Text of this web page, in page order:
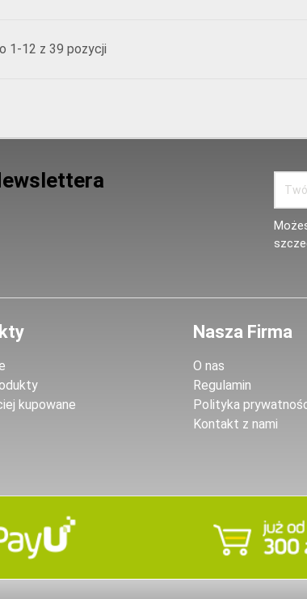
1-12 z 39 pozycji
kupowane
Nasza Firma
O nas
Regulamin
Polityka
Kontakt z nami